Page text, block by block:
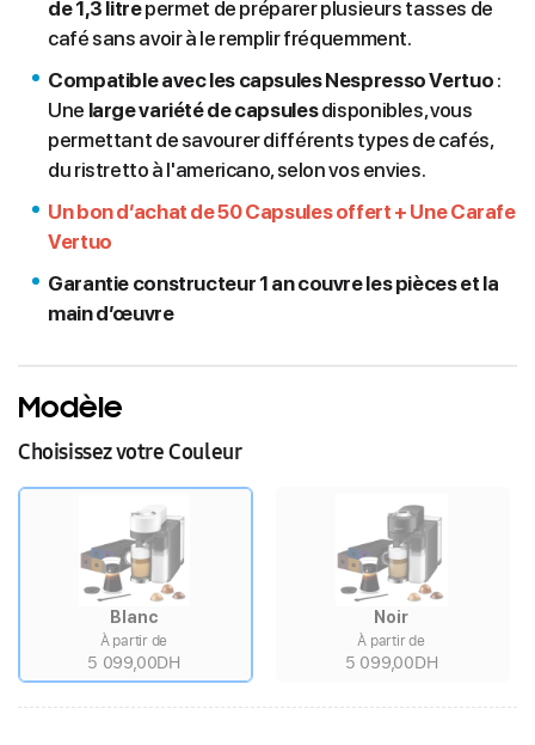
de 1,3 litrepermet de préparer plusieurs tasses de
café sans avoir à le remplir fréquemment.
Compatible avec les capsules Nespresso Vertuo :
Une large variété de capsulesdisponibles, vous
permettant de savourer différents types de cafés,
du ristretto à l'americano, selon vos envies.
Un bon d’achat de 50 Capsules offert + Une Carafe
Vertuo
Garantie constructeur 1 an couvre les pièces et la
main d’œuvre
Modèle
Choisissez votre Couleur
Blanc
À partir de
5 099,00DH
Noir
À partir de
5 099,00DH